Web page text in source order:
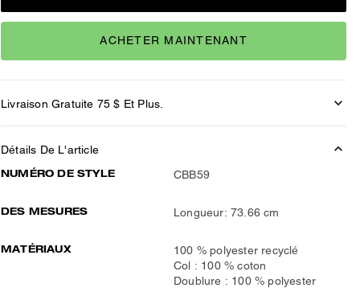
ACHETER MAINTENANT
Livraison Gratuite 75 $ Et Plus.
Détails De L'article
NUMÉRO DE STYLE CBB59
DES MESURES Longueur: 73.66 cm
MATÉRIAUX
100 % polyester recyclé
Col : 100 % coton
Doublure : 100 % polyester